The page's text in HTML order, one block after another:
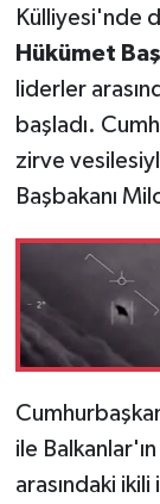
Külliyesi'nde
Hükümet
liderler
başladı.
zirve
Başbakanı
ile
arasındaki ikili